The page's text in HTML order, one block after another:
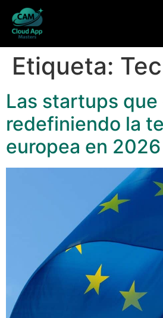
Etiqueta:
Las startups que
redefiniendo la
europea en 2026